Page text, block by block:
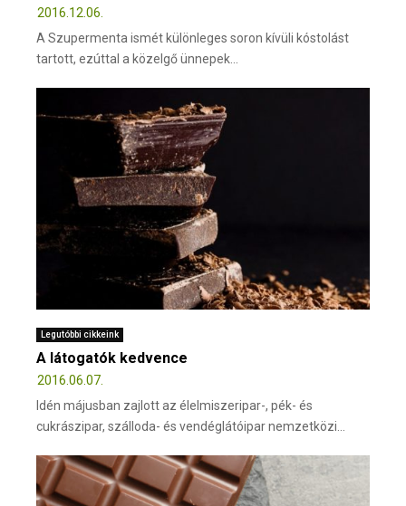
2016.12.06.
A Szupermenta ismét különleges soron kívüli kóstolást
tartott, ezúttal a közelgő ünnepek...
Legutóbbi cikkeink
A látogatók kedvence
2016.06.07.
Idén májusban zajlott az élelmiszeripar-, pék- és
cukrászipar, szálloda- és vendéglátóipar nemzetközi...